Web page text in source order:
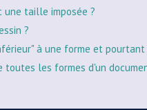
une taille imposée ?
?
à une forme et
toutes les formes d'un